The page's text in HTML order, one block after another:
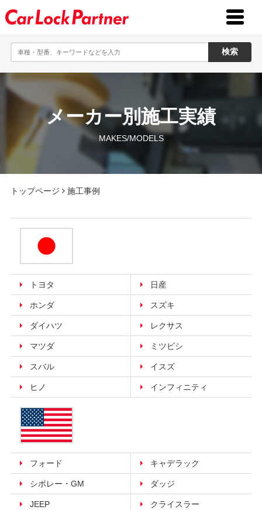
toggle
メーカー別施工実績
MAKES/MODELS
トップページ 施工事例
トヨタ 日産
ホンダ スズキ
ダイハツ レクサス
マツダ ミツビシ
スバル イスズ
ヒノ インフィニティ
フォード キャデラック
シボレー・GM ダッジ
JEEP クライスラー